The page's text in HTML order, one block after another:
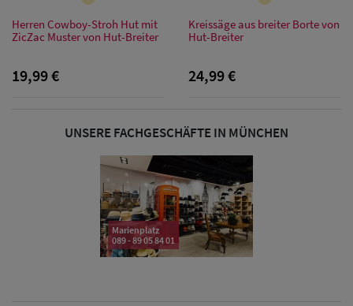
Sonnenschilder
& Visoren
Damen
Damen Caps
Großgrößen
Herren Cowboy-Stroh Hut mit
ZicZac Muster von Hut-Breiter
19,99 €
Kreissäge aus breiter Borte von
Hut-Breiter
24,99 €
UNSERE FACHGESCHÄFTE IN MÜNCHEN
Marienplatz
089 - 89 05 84 01